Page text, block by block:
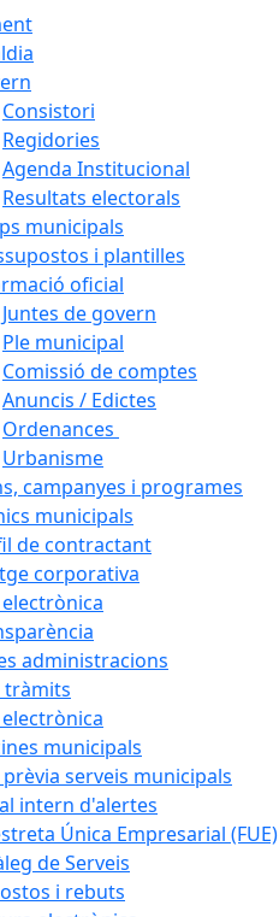
Consistori
Regidories
Agenda Institucional
Resultats electorals
municipals
i plantilles
oficial
Juntes de govern
Ple municipal
Comissió de comptes
Anuncis / Edictes
Ordenances
Urbanisme
campanyes i programes
municipals
de contractant
corporativa
electrònica
administracions
tràmits
electrònica
municipals
prèvia serveis municipals
intern d'alertes
Única Empresarial (FUE)
de Serveis
i rebuts